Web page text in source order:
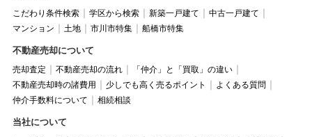
こだわり条件検索 学区から検索 新築一戸建て
中古一戸建て
マンション
土地 市川市特集 船橋市特集
不動産売却について
売却査定 不動産売却の流れ
「仲介」と「買取」の違い
不動産売却時の諸費用
少しでも高く売るポイント
よくある質問
仲介手数料について
相続相談
当社について